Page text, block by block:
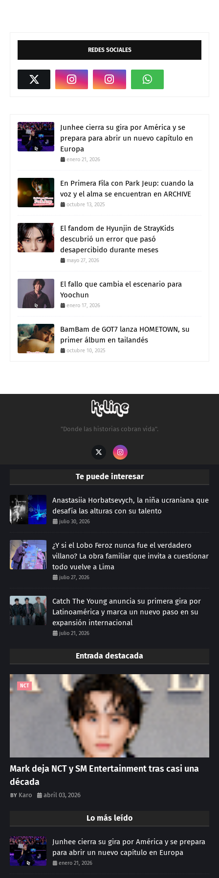
REDES SOCIALES
Junhee cierra su gira por América y se
prepara para abrir un nuevo capítulo en
Europa
enero 21, 2026
En Primera Fila con Park Jeup: cuando la
voz y el alma se encuentran en ARCHIVE
octubre 13, 2025
El fandom de Hyunjin de StrayKids
descubrió un error que pasó
desapercibido durante meses
mayo 27, 2026
El fallo que cambia el escenario para
Yoochun
enero 17, 2026
BamBam de GOT7 lanza HOMETOWN, su
primer álbum en tailandés
octubre 10, 2025
"Donde las historias cobran vida".
Te puede interesar
Anastasiia Horbatsevych, la niña ucraniana que
desafía las alturas con su talento
julio 30, 2026
¿Y si el Lobo Feroz nunca fue el verdadero
villano? La obra familiar que invita a cuestionar
todo vuelve a Lima
julio 27, 2026
Catch The Young anuncia su primera gira por
Latinoamérica y marca un nuevo paso en su
expansión internacional
julio 21, 2026
Entrada destacada
NCT
Mark deja NCT y SM Entertainment tras casi una
década
Karo abril 03, 2026
Lo más leído
Junhee cierra su gira por América y se prepara
para abrir un nuevo capítulo en Europa
enero 21, 2026